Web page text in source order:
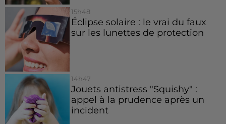
15h48
Éclipse solaire : le vrai du faux
sur les lunettes de protection
14h47
Jouets antistress "Squishy" :
appel à la prudence après un
incident